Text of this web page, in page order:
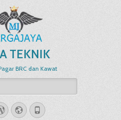
TEKNIK
BRC dan Kawat
WordPress
WebsitePhone